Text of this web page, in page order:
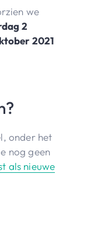
we
2
2021
onder het
nog geen
als nieuwe